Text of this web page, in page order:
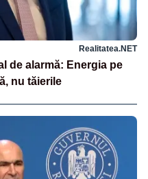
Realitatea.NET
de alarmă: Energia pe
nu tăierile